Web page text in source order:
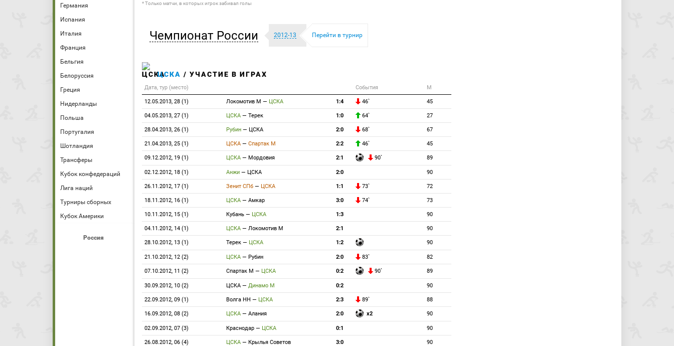
Германия
Испания
Италия
Франция
Бельгия
Белоруссия
Греция
Нидерланды
Польша
Португалия
Шотландия
Трансферы
Кубок конфедераций
Лига наций
Турниры сборных
Кубок Америки
Россия
* Только матчи, в которых игрок забивал голы
Чемпионат России 2012-13 Перейти в турнир
ЦСКА / УЧАСТИЕ В ИГРАХ
Дата, тур (место) События М
12.05.2013, 28 (1) Локомотив М — ЦСКА 1:4 46` 45
04.05.2013, 27 (1) ЦСКА — Терек 1:0 64` 27
28.04.2013, 26 (1) Рубин — ЦСКА 2:0 68` 67
21.04.2013, 25 (1) ЦСКА — Спартак М 2:2 46` 45
09.12.2012, 19 (1) ЦСКА — Мордовия 2:1 90` 89
02.12.2012, 18 (1) Анжи — ЦСКА 2:0 90
26.11.2012, 17 (1) Зенит СПб — ЦСКА 1:1 73` 72
18.11.2012, 16 (1) ЦСКА — Амкар 3:0 74` 73
10.11.2012, 15 (1) Кубань — ЦСКА 1:3 90
04.11.2012, 14 (1) ЦСКА — Локомотив М 2:1 90
28.10.2012, 13 (1) Терек — ЦСКА 1:2 90
21.10.2012, 12 (2) ЦСКА — Рубин 2:0 83` 82
07.10.2012, 11 (2) Спартак М — ЦСКА 0:2 90` 89
30.09.2012, 10 (2) ЦСКА — Динамо М 0:2 90
22.09.2012, 09 (1) Волга НН — ЦСКА 2:3 89` 88
16.09.2012, 08 (2) ЦСКА — Алания 2:0 x2 90
02.09.2012, 07 (3) Краснодар — ЦСКА 0:1 90
26.08.2012, 06 (4) ЦСКА — Крылья Советов 3:0 90